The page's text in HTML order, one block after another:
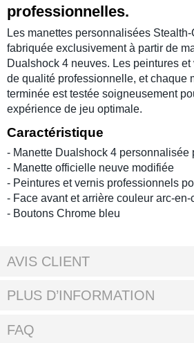
professionnelles.
Les manettes personnalisées
fabriquée exclusivement à partir de
Dualshock 4 neuves. Les peintures
de qualité professionnelle, et chaque
terminée est testée soigneusement
expérience de jeu optimale.
Caractéristique
- Manette Dualshock 4 personnalisée
- Manette officielle neuve modifiée
- Peintures et vernis professionnels
- Face avant et arrière couleur arc-en-
- Boutons Chrome bleu
AVIS CLIENT
PLUS D’INFORMATION
FAQ